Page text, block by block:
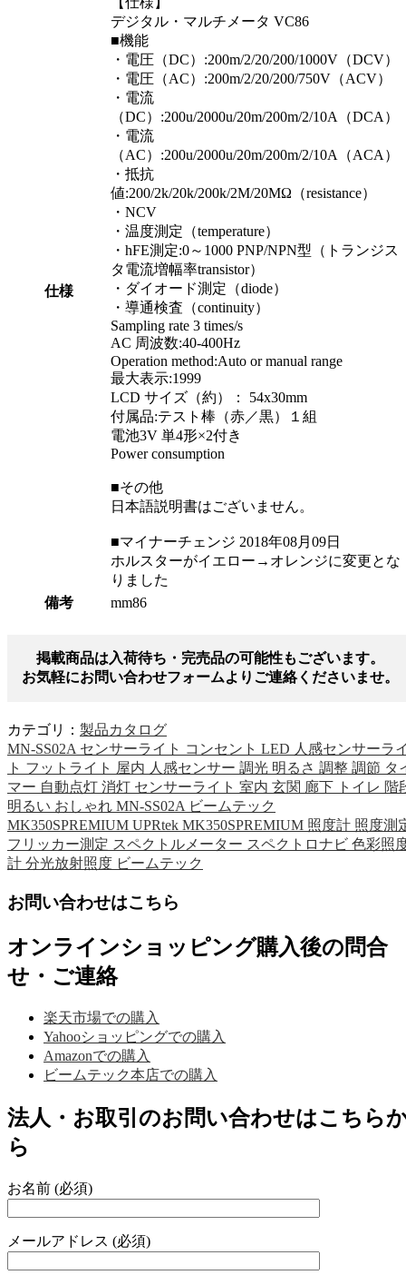
仕様
デジタル・マルチメータ VC86
■機能
・電圧（DC）:200m/2/20/200/1000V（DCV）
・電圧（AC）:200m/2/20/200/750V（ACV）
・電流
（DC）:200u/2000u/20m/200m/2/10A（DCA）
・電流
（AC）:200u/2000u/20m/200m/2/10A（ACA）
・抵抗
値:200/2k/20k/200k/2M/20MΩ（resistance）
・NCV
・温度測定（temperature）
・hFE測定:0～1000 PNP/NPN型（トランジス
タ電流増幅率transistor）
・ダイオード測定（diode）
・導通検査（continuity）
Sampling rate 3 times/s
AC 周波数:40-400Hz
Operation method:Auto or manual range
最大表示:1999
LCD サイズ（約）： 54x30mm
付属品:テスト棒（赤／黒）１組
電池3V 単4形×2付き
Power consumption
■その他
日本語説明書はございません。
■マイナーチェンジ 2018年08月09日
ホルスターがイエロー→オレンジに変更とな
りました
備考
mm86
掲載商品は入荷待ち・完売品の可能性もございます。
お気軽にお問い合わせフォームよりご連絡くださいませ。
カテゴリ： 製品カタログ
MN-SS02A センサーライト コンセント LED 人感センサーラ
ト フットライト 屋内 人感センサー 調光 明るさ 調整 調節 タ
マー 自動点灯 消灯 センサーライト 室内 玄関 廊下 トイレ 階
明るい おしゃれ MN-SS02A ビームテック
MK350SPREMIUM UPRtek MK350SPREMIUM 照度計 照度測
フリッカー測定 スペクトルメーター スペクトロナビ 色彩照
計 分光放射照度 ビームテック
お問い合わせはこちら
オンラインショッピング購入後の問合
せ・ご連絡
楽天市場での購入
Yahooショッピングでの購入
Amazonでの購入
ビームテック本店での購入
法人・お取引のお問い合わせはこちら
ら
お名前 (必須)
メールアドレス (必須)